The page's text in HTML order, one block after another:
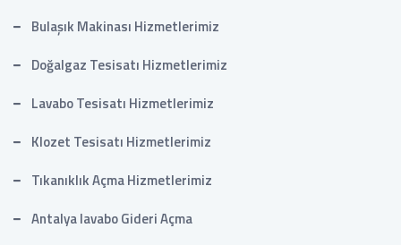
Bulaşık Makinası Hizmetlerimiz
Doğalgaz Tesisatı Hizmetlerimiz
Lavabo Tesisatı Hizmetlerimiz
Klozet Tesisatı Hizmetlerimiz
Tıkanıklık Açma Hizmetlerimiz
Antalya lavabo Gideri Açma